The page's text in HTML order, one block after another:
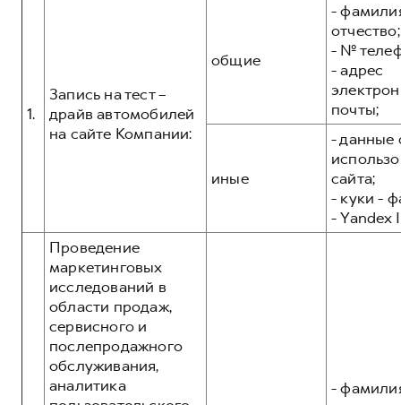
Коллекция Базовая
Коллекция Детская
1.
Запись на тест –
драйв автомобилей
на сайте Компании:
общие
-
отчество;
- №
- адрес
почты;
иные
- данные
сайта;
- куки -
- Yandex
Проведение
маркетинговых
исследований в
области продаж,
сервисного и
послепродажного
обслуживания,
аналитика
-